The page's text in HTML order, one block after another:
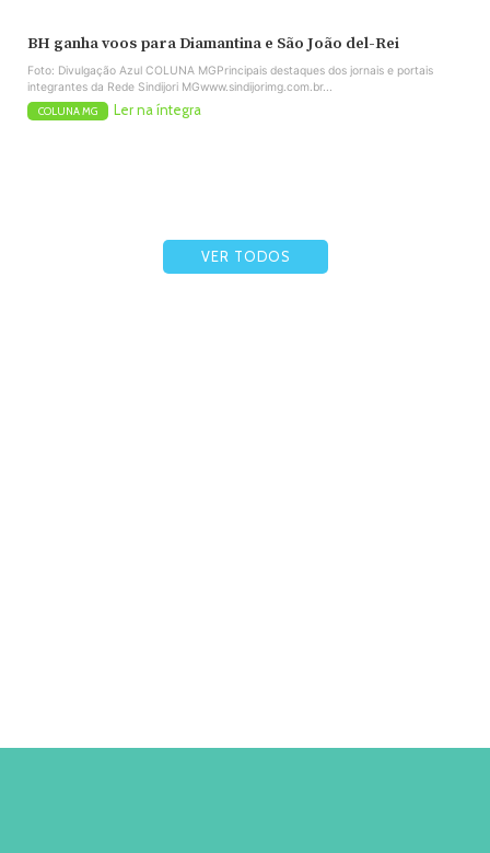
BH ganha voos para Diamantina e São João del-Rei
Foto: Divulgação Azul COLUNA MGPrincipais destaques dos jornais e portais
integrantes da Rede Sindijori MGwww.sindijorimg.com.br...
COLUNA MG Ler na íntegra
VER TODOS